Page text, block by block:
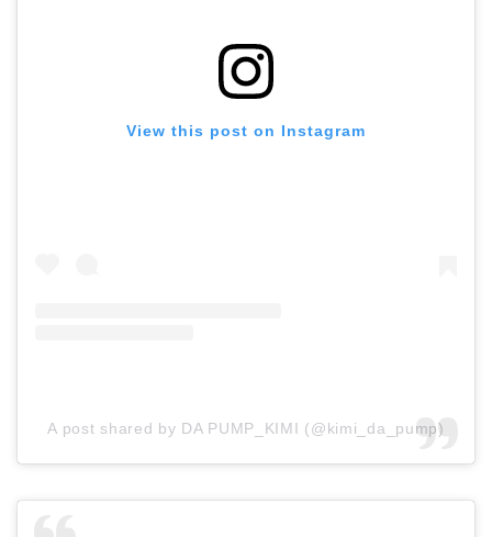
View this post on Instagram
A post shared by DA PUMP_KIMI (@kimi_da_pump)